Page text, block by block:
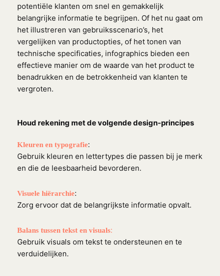
potentiële klanten om snel en gemakkelijk
belangrijke informatie te begrijpen. Of het nu gaat om
het illustreren van gebruiksscenario’s, het
vergelijken van productopties, of het tonen van
technische specificaties, infographics bieden een
effectieve manier om de waarde van het product te
benadrukken en de betrokkenheid van klanten te
vergroten.
Houd rekening met de volgende design-principes
Kleuren en typografie:
Gebruik kleuren en lettertypes die passen bij je merk
en die de leesbaarheid bevorderen.
Visuele hiërarchie:
Zorg ervoor dat de belangrijkste informatie opvalt.
Balans tussen tekst en visuals:
Gebruik visuals om tekst te ondersteunen en te
verduidelijken.